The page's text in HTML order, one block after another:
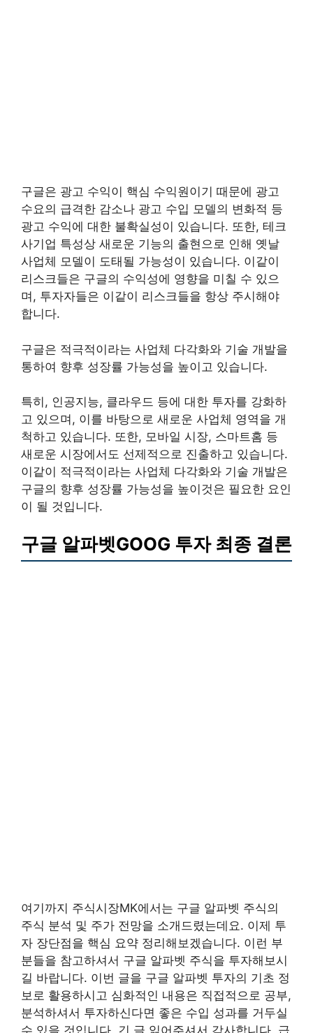
구글은 광고 수익이 핵심 수익원이기 때문에 광고
수요의 급격한 감소나 광고 수입 모델의 변화적 등
광고 수익에 대한 불확실성이 있습니다. 또한, 테크
사기업 특성상 새로운 기능의 출현으로 인해 옛날
사업체 모델이 도태될 가능성이 있습니다. 이같이
리스크들은 구글의 수익성에 영향을 미칠 수 있으
며, 투자자들은 이같이 리스크들을 항상 주시해야
합니다.
구글은 적극적이라는 사업체 다각화와 기술 개발을
통하여 향후 성장률 가능성을 높이고 있습니다.
특히, 인공지능, 클라우드 등에 대한 투자를 강화하
고 있으며, 이를 바탕으로 새로운 사업체 영역을 개
척하고 있습니다. 또한, 모바일 시장, 스마트홈 등
새로운 시장에서도 선제적으로 진출하고 있습니다.
이같이 적극적이라는 사업체 다각화와 기술 개발은
구글의 향후 성장률 가능성을 높이것은 필요한 요인
이 될 것입니다.
구글 알파벳GOOG 투자 최종 결론
여기까지 주식시장MK에서는 구글 알파벳 주식의
주식 분석 및 주가 전망을 소개드렸는데요. 이제 투
자 장단점을 핵심 요약 정리해보겠습니다. 이런 부
분들을 참고하셔서 구글 알파벳 주식을 투자해보시
길 바랍니다. 이번 글을 구글 알파벳 투자의 기초 정
보로 활용하시고 심화적인 내용은 직접적으로 공부,
분석하셔서 투자하신다면 좋은 수입 성과를 거두실
수 있을 것입니다. 긴 글 읽어주셔서 감사합니다. 급